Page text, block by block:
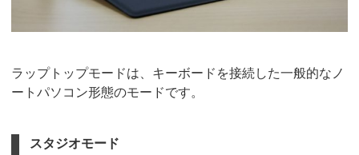
ラップトップモードは、キーボードを接続した一般的なノ
ートパソコン形態のモードです。
スタジオモード